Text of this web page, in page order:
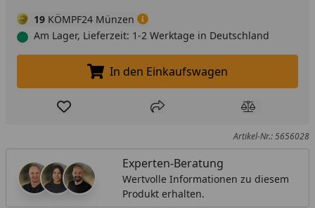
19 KÖMPF24 Münzen
Am Lager, Lieferzeit: 1-2 Werktage in Deutschland
In den Einkaufswagen legen
In den Einkaufswagen
Produkt zur Wunschliste hinzufügen
Teilen Produkt
Artikel-Nr.: 5656028
Experten-Beratung
Wertvolle Informationen zu diesem
Produkt erhalten.